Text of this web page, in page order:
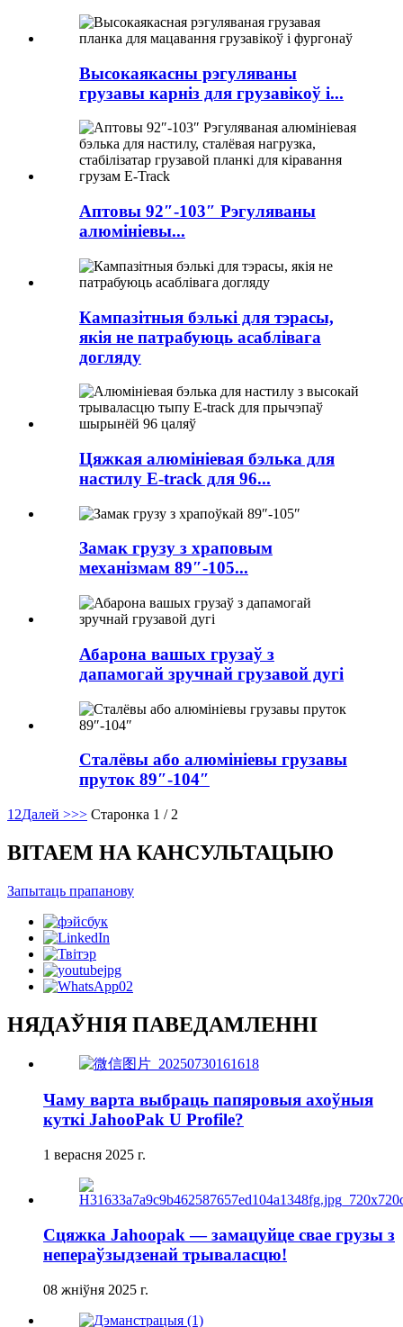
Высокаякасны рэгуляваны
грузавы карніз для грузавікоў і...
Аптовы 92″-103″ Рэгуляваны
алюмініевы...
Кампазітныя бэлькі для тэрасы,
якія не патрабуюць асаблівага
догляду
Цяжкая алюмініевая бэлька для
настилу E-track для 96...
Замак грузу з храповым
механізмам 89″-105...
Абарона вашых грузаў з
дапамогай зручнай грузавой дугі
Сталёвы або алюмініевы грузавы
пруток 89″-104″
1 2Далей >>> Старонка 1 / 2
ВІТАЕМ НА КАНСУЛЬТАЦЫЮ
Запытаць прапанову
НЯДАЎНІЯ ПАВЕДАМЛЕННІ
Чаму варта выбраць папяровыя ахоўныя
куткі JahooPak U Profile?
1 верасня 2025 г.
Сцяжка Jahoopak — замацуйце свае грузы з
непераўзыдзенай трываласцю!
08 жніўня 2025 г.